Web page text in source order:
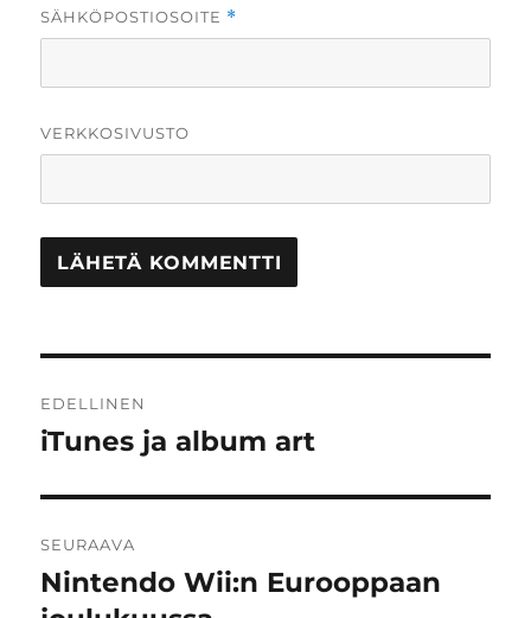
SÄHKÖPOSTIOSOITE *
VERKKOSIVUSTO
selaus
EDELLINEN
Edellinen
iTunes ja album art
SEURAAVA
Seuraava
Nintendo Wii:n Eurooppaan